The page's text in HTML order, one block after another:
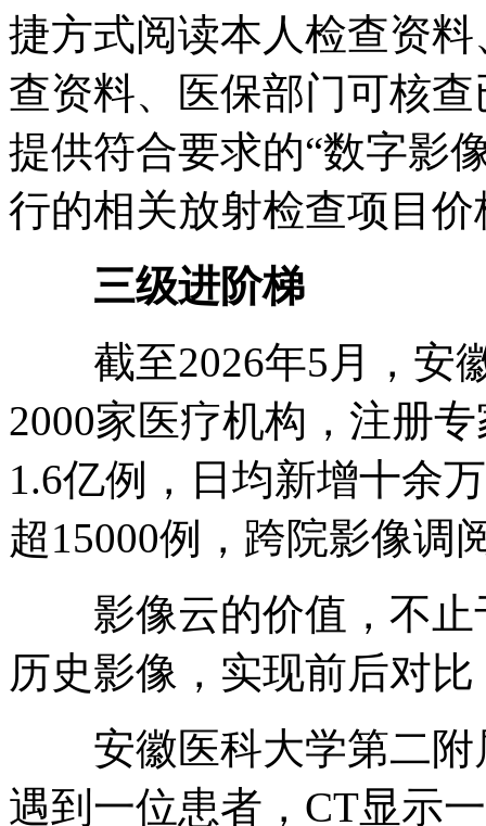
捷方式阅读本人检查资
查资料、医保部门可核
提供符合要求的“数字影
行的相关放射检查项目
三级进阶梯
截至2026年5月，安
2000家医疗机构，注册
1.6亿例，日均新增十余
超15000例，跨院影像调
影像云的价值，不止
历史影像，实现前后对
安徽医科大学第二附
遇到一位患者，CT显示